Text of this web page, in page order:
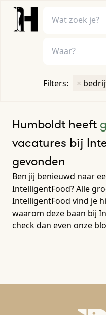
Filters: ×
Humboldt heeft
vacatures bij
gevonden
Ben jij benieuwd naar
IntelligentFood? Alle
IntelligentFood vind je
waarom deze baan bij
check dan even onze